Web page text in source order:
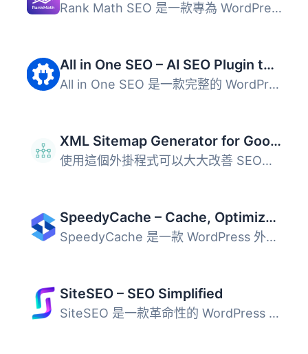
Rank Math SEO 是一款專為 WordPress 設計的 AI SEO 外掛，幫...
All in One SEO – AI SEO Plugin to Boost SEO Rankings & Traffic (Schema, Local SEO, Sitemap & SEO Insights)
All in One SEO 是一款完整的 WordPress SEO 外掛，結合 AI ...
XML Sitemap Generator for Google
使用這個外掛程式可以大大改善 SEO，產生特殊的 XML 網站地圖...
SpeedyCache – Cache, Optimization, Performance
SpeedyCache 是一款 WordPress 外掛，透過快取、壓縮及優化網...
SiteSEO – SEO Simplified
SiteSEO 是一款革命性的 WordPress SEO 外掛，能夠與所有佈景...